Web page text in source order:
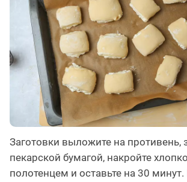
Заготовки выложите на противень,
пекарской бумагой, накройте
полотенцем и оставьте на 30